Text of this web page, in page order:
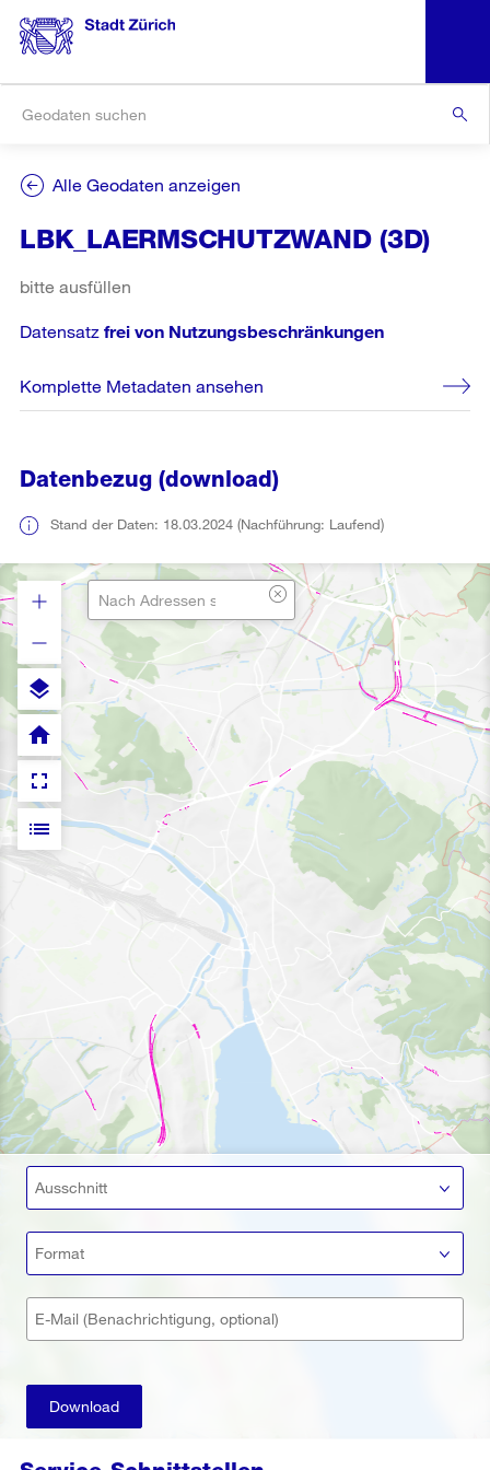
Alle Geodaten anzeigen
LBK_LAERMSCHUTZWAND (3D)
bitte ausfüllen
Datensatz frei von Nutzungsbeschränkungen
Komplette Metadaten ansehen
Datenbezug (download)
Stand der Daten: 18.03.2024 (Nachführung: Laufend)
layers
fullscreen
home
list
Ausschnitt
Format
E-Mail (Benachrichtigung, optional)
Download